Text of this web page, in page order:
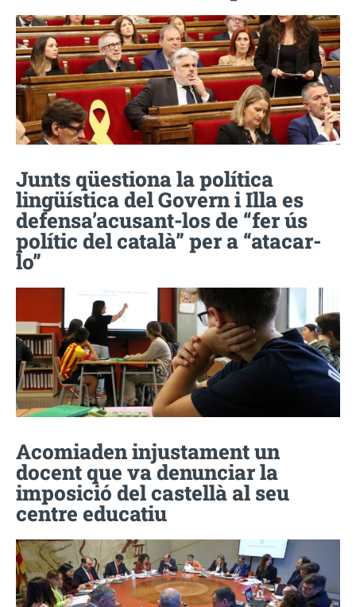
Junts qüestiona la política
lingüística del Govern i Illa es
defensa’acusant-los de “fer ús
polític del català” per a “atacar-
lo”
Acomiaden injustament un
docent que va denunciar la
imposició del castellà al seu
centre educatiu